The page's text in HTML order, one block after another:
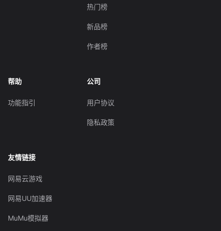
热门榜
新品榜
作者榜
帮助
功能指引
公司
用户协议
隐私政策
友情链接
网易云游戏
网易UU加速器
MuMu模拟器